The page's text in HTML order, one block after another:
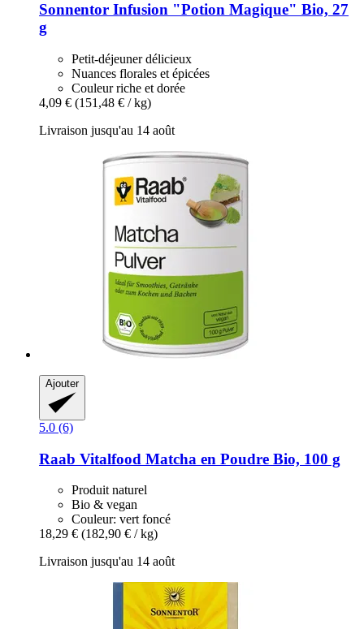
Sonnentor Infusion "Potion Magique" Bio, 27
g
Petit-déjeuner délicieux
Nuances florales et épicées
Couleur riche et dorée
4,09 € (151,48 € / kg)
Livraison jusqu'au 14 août
Ajouter
5.0 (6)
Raab Vitalfood Matcha en Poudre Bio, 100 g
Produit naturel
Bio & vegan
Couleur: vert foncé
18,29 € (182,90 € / kg)
Livraison jusqu'au 14 août